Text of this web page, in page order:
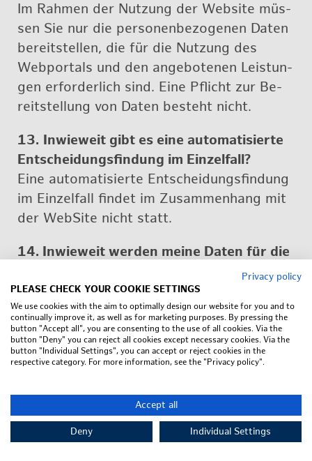
Im Rah­men der Nut­zung der Web­site müs­
sen Sie nur die per­so­nen­be­zo­ge­nen Daten
be­reit­stel­len, die für die Nut­zung des
Web­por­tals und den an­ge­bo­te­nen Leis­tun­
gen er­for­der­lich sind. Eine Pflicht zur Be­
reit­stel­lung von Daten be­steht nicht.
13. In­wie­weit gibt es eine au­to­ma­ti­sier­te
Ent­schei­dungs­fin­dung im Ein­zel­fall?
Eine au­to­ma­ti­sier­te Ent­schei­dungs­fin­dung
im Ein­zel­fall fin­det im Zu­sam­men­hang mit
der Web­Site nicht statt.
14. In­wie­weit wer­den meine Daten für die
Eine au­to­ma­ti­sier­te Be­wer­tung per­sön­li­
cher As­pek­te (Pro­filing) fin­det nicht statt.
15. An­pas­sung die­ser Da­ten­schutz­hin­wei­
se
und der Im­ple­men­tie­rung neuer Tech­no­lo­
gi­en kön­nen auch Än­de­run­gen die­ser Da­
ten­schutz­er­klä­rung er­for­der­lich wer­den.
Privacy policy
PLEASE CHECK YOUR COOKIE SETTINGS
We use cookies with the aim to optimally design our website for you and to
continually improve it, as well as for marketing purposes. By pressing the
button "Accept all", you are consenting to the use of all cookies. Via the
button "Deny" you can reject all cookies except necessary cookies. Via the
button "Individual Settings", you can accept or reject cookies in the
respective category. For more information, see the "Privacy policy".
Accept all
Deny Individual Settings